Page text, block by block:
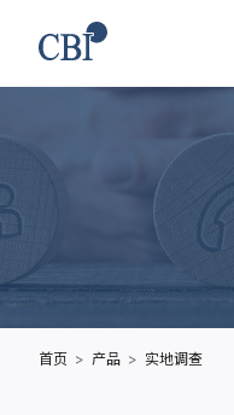
首页 产品 实地调查